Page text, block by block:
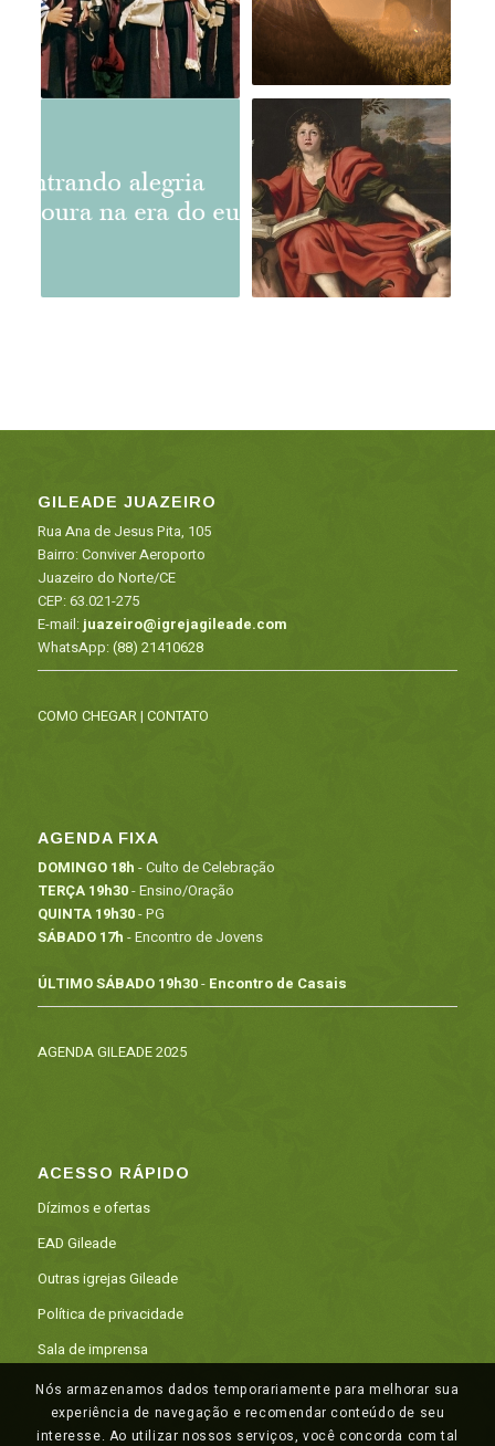
GILEADE JUAZEIRO
Rua Ana de Jesus Pita, 105
Bairro: Conviver Aeroporto
Juazeiro do Norte/CE
CEP: 63.021-275
E-mail: juazeiro@igrejagileade.com
WhatsApp:(88) 21410628
COMO CHEGAR| CONTATO
AGENDA FIXA
DOMINGO 18h - Culto de Celebração
TERÇA 19h30- Ensino/Oração
QUINTA 19h30- PG
SÁBADO 17h - Encontro de Jovens
ÚLTIMO SÁBADO 19h30- Encontro de Casais
AGENDA GILEADE 2025
ACESSO RÁPIDO
Dízimos e ofertas
EAD Gileade
Outras igrejas Gileade
Política de privacidade
Sala de imprensa
Nós armazenamos dados temporariamente para melhorar sua
experiência de navegação e recomendar conteúdo de seu
interesse. Ao utilizar nossos serviços, você concorda com tal